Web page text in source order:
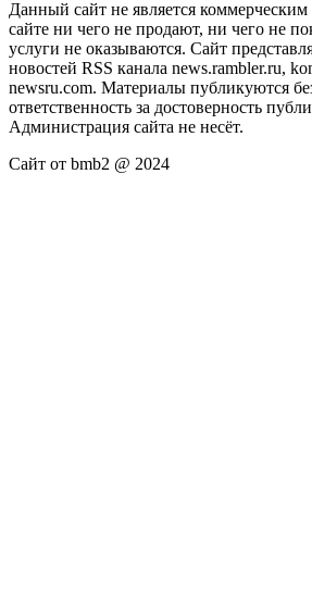
Данный сайт не является
сайте ни чего не продают, ни чего не
услуги не оказываются. Сайт
новостей RSS канала news.rambler.ru,
newsru.com. Материалы публикуются
ответственность за достоверность
Администрация сайта не несёт.
Сайт от bmb2 @ 2024